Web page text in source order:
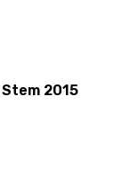
2015